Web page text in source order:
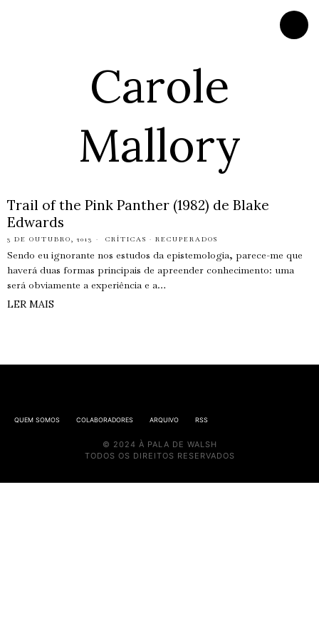
Carole
Mallory
Trail of the Pink Panther (1982) de Blake
Edwards
3 DE OUTUBRO, 2013 CRÍTICAS · RECUPERADOS
Sendo eu ignorante nos estudos da epistemologia, parece-me que
haverá duas formas principais de apreender conhecimento: uma
será obviamente a experiência e a…
LER MAIS
QUEM SOMOS COLABORADORES ARQUIVO RSS
© 2024 À PALA DE WALSH
TODOS OS DIREITOS RESERVADOS